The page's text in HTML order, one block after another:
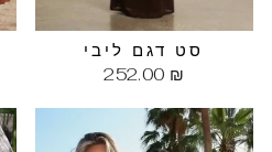
סט דגם ליבי
252.00 ₪